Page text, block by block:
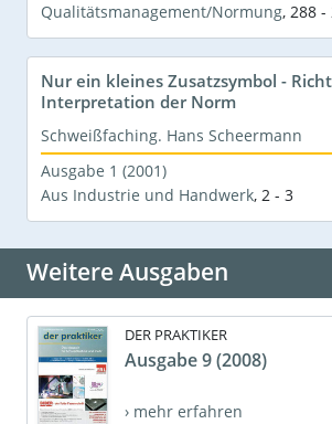
Qualitätsmanagement/Normung, 288 -
Nur ein kleines Zusatzsymbol -
Interpretation der Norm
Schweißfaching. Hans Scheermann
Ausgabe 1 (2001)
Aus Industrie und Handwerk, 2 - 3
Weitere Ausgaben
DER PRAKTIKER
Ausgabe 9 (2008)
› mehr erfahren